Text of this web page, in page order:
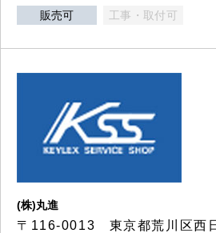
販売可 工事・取付可
(株)丸進
〒116-0013 東京都荒川区西